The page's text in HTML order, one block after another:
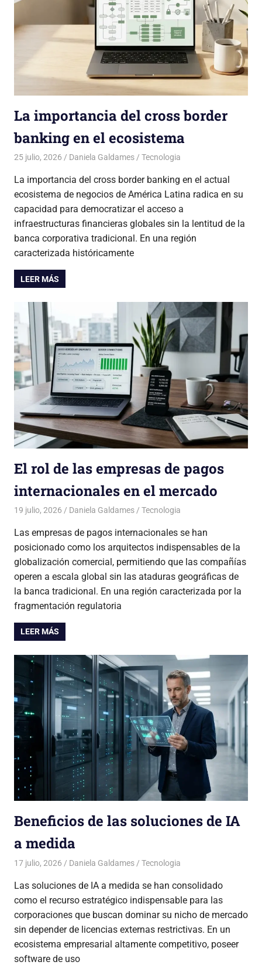
La importancia del cross border
banking en el ecosistema
25 julio, 2026 Daniela Galdames Tecnologia
La importancia del cross border banking en el actual
ecosistema de negocios de América Latina radica en su
capacidad para democratizar el acceso a
infraestructuras financieras globales sin la lentitud de la
banca corporativa tradicional. En una región
caracterizada históricamente
LEER MÁS
El rol de las empresas de pagos
internacionales en el mercado
19 julio, 2026 Daniela Galdames Tecnologia
Las empresas de pagos internacionales se han
posicionado como los arquitectos indispensables de la
globalización comercial, permitiendo que las compañías
operen a escala global sin las ataduras geográficas de
la banca tradicional. En una región caracterizada por la
fragmentación regulatoria
LEER MÁS
Beneficios de las soluciones de IA
a medida
17 julio, 2026 Daniela Galdames Tecnologia
Las soluciones de IA a medida se han consolidado
como el recurso estratégico indispensable para las
corporaciones que buscan dominar su nicho de mercado
sin depender de licencias externas restrictivas. En un
ecosistema empresarial altamente competitivo, poseer
software de uso